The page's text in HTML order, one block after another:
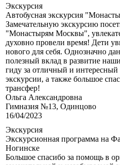
Экскурсия
Автобусная экскурсия
Замечательную экскурсию
"Монастырям Москвы",
духовно провели время! Дети
нового для себя. Однозначно
полезный вклад в развитие
гиду за отличный и интересный
экскурсии, а также большое
трансфер!
Ольга Александровна
Гимназия №13, Одинцово
16/04/2023
Экскурсия
Экскурсионная программа на
Ногинске
Большое спасибо за помощь в